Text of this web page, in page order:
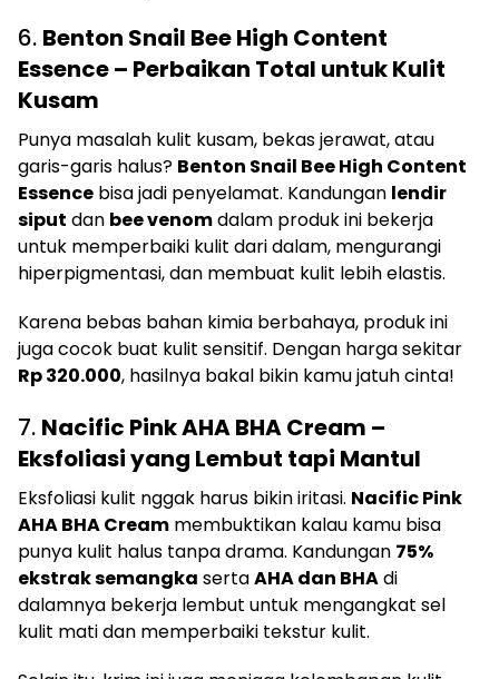
6. Benton Snail Bee High Content
Essence – Perbaikan Total untuk Kulit
Kusam
Punya masalah kulit kusam, bekas jerawat, atau
garis-garis halus? Benton Snail Bee High Content
Essence bisa jadi penyelamat. Kandungan lendir
siput dan bee venomdalam produk ini bekerja
untuk memperbaiki kulit dari dalam, mengurangi
hiperpigmentasi, dan membuat kulit lebih elastis.
Karena bebas bahan kimia berbahaya, produk ini
juga cocok buat kulit sensitif. Dengan harga sekitar
Rp 320.000, hasilnya bakal bikin kamu jatuh cinta!
7. Nacific Pink AHA BHA Cream –
Eksfoliasi yang Lembut tapi Mantul
Eksfoliasi kulit nggak harus bikin iritasi. Nacific Pink
AHA BHA Cream membuktikan kalau kamu bisa
punya kulit halus tanpa drama. Kandungan 75%
ekstrak semangka sertaAHA dan BHAdi
dalamnya bekerja lembut untuk mengangkat sel
kulit mati dan memperbaiki tekstur kulit.